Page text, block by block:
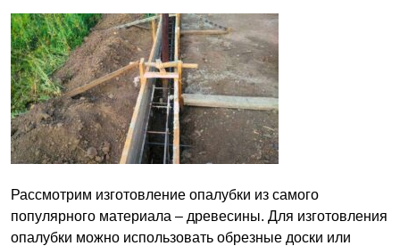
Рассмотрим изготовление опалубки из самого
популярного материала – древесины. Для изготовления
опалубки можно использовать обрезные доски или